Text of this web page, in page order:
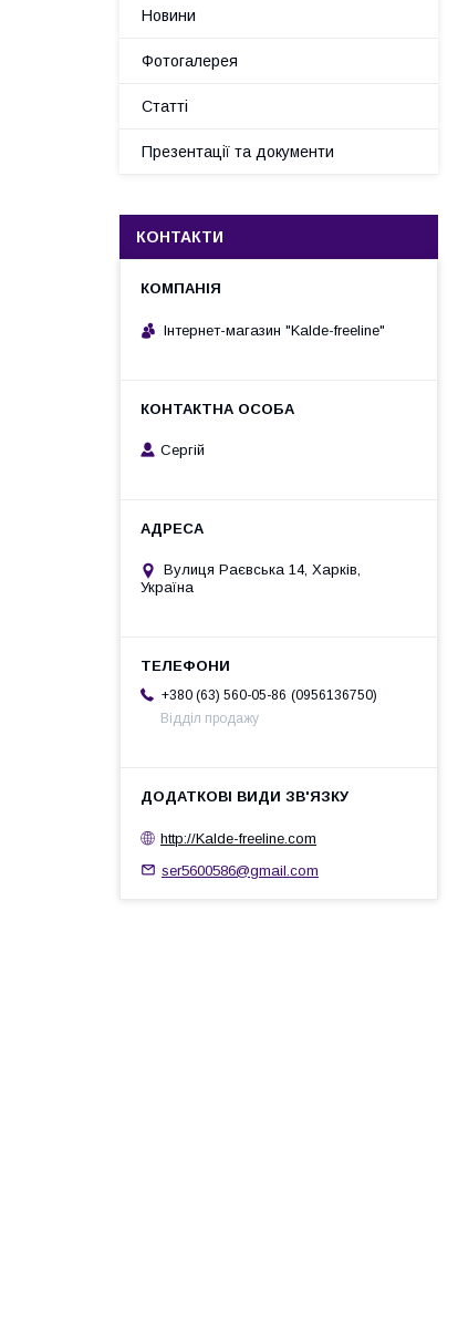
Новини
Фотогалерея
Статті
Презентації та документи
КОНТАКТИ
Інтернет-магазин "Kalde-freeline"
Сергій
Вулиця Раєвська 14, Харків,
Україна
+380 (63) 560-05-86
0956136750
Відділ продажу
http://Kalde-freeline.com
ser5600586@gmail.com